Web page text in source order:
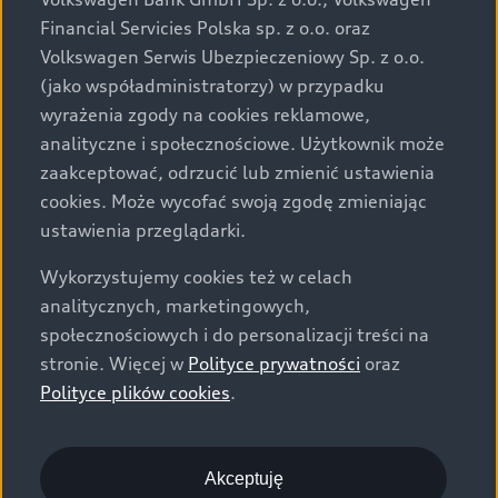
za dopłatą. Wiążące ustalenie ceny, wyposażenia i
specyfikacji pojazdu następują w umowie sprzedaży, a
określenie parametrów technicznych zawiera
świadectwo homologacji typu pojazdu. Zastrzegamy
sobie prawo do zmian i pomyłek. Wszelkie informacje
prezentowane na stronie są aktualne na dzień ich
zamieszczania. W celu uzyskania najnowszych
informacji prosimy kontaktować się z Partnerem Marki
Audi.
Wszystkie produkowane obecnie samochody marki Audi
są wykonywane z materiałów spełniających pod
względem możliwości odzysku i recyklingu wymagania
określone w normie ISO 22628 i są zgodne z
europejskimi świadectwami homologacji wydanymi wg
o.o. podlega obowiązkowi zapewnienia wszystkim
użytkownikom samochodów marki Volkswagen sieci
Financial Servicies Polska sp. z o.o. oraz
Volkswagen Serwis Ubezpieczeniowy Sp. z o.o.
(jako współadministratorzy) w przypadku
wyrażenia zgody na cookies reklamowe,
analityczne i społecznościowe. Użytkownik może
zaakceptować, odrzucić lub zmienić ustawienia
cookies. Może wycofać swoją zgodę zmieniając
ustawienia przeglądarki.
Wykorzystujemy cookies też w celach
analitycznych, marketingowych,
społecznościowych i do personalizacji treści na
stronie. Więcej w Polityce prywatności oraz
Polityce plików cookies.
Akceptuję